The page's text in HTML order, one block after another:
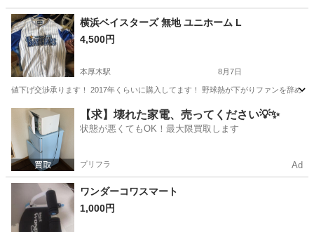
神奈川 横浜市 中田駅 フィットネス、トレーニング
横浜ベイスターズ 無地 ユニホーム L
4,500円
本厚木駅 8月7日
値下げ交渉承ります！ 2017年くらいに購入してます！ 野球熱が下がりファンを辞め
神奈川 本厚木駅 野球
【求】壊れた家電、売ってください💡✨
状態が悪くてもOK！最大限買取します
プリフラ Ad
ワンダーコワスマート
1,000円